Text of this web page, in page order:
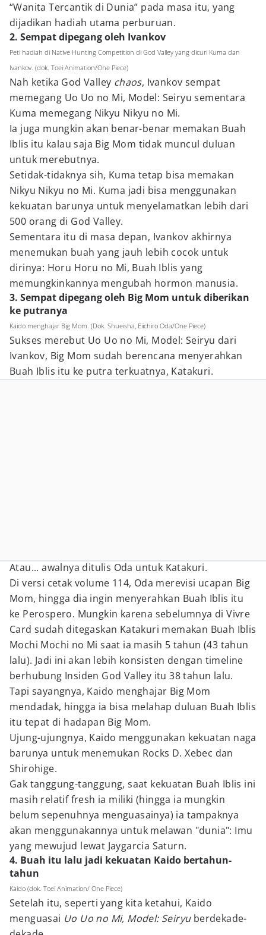
“Wanita Tercantik di Dunia” pada masa itu, yang
dijadikan hadiah utama perburuan.
2. Sempat dipegang oleh Ivankov
Peti hadiah di Native Hunting Competition di God Valley yang dicuri Kuma dan
Ivankov. (dok. Toei Animation/One Piece)
Nah ketika God Valley chaos, Ivankov sempat
memegang Uo Uo no Mi, Model: Seiryu sementara
Kuma memegang Nikyu Nikyu no Mi.
Ia juga mungkin akan benar-benar memakan Buah
Iblis itu kalau saja Big Mom tidak muncul duluan
untuk merebutnya.
Setidak-tidaknya sih, Kuma tetap bisa memakan
Nikyu Nikyu no Mi. Kuma jadi bisa menggunakan
kekuatan barunya untuk menyelamatkan lebih dari
500 orang di God Valley.
Sementara itu di masa depan, Ivankov akhirnya
menemukan buah yang jauh lebih cocok untuk
dirinya: Horu Horu no Mi, Buah Iblis yang
memungkinkannya mengubah hormon manusia.
3. Sempat dipegang oleh Big Mom untuk diberikan
ke putranya
Kaido menghajar Big Mom. (Dok. Shueisha, Eiichiro Oda/One Piece)
Sukses merebut Uo Uo no Mi, Model: Seiryu dari
Ivankov, Big Mom sudah berencana menyerahkan
Buah Iblis itu ke putra terkuatnya, Katakuri.
Atau... awalnya ditulis Oda untuk Katakuri.
Di versi cetak volume 114, Oda merevisi ucapan Big
Mom, hingga dia ingin menyerahkan Buah Iblis itu
ke Perospero. Mungkin karena sebelumnya di Vivre
Card sudah ditegaskan Katakuri memakan Buah Iblis
Mochi Mochi no Mi saat ia masih 5 tahun (43 tahun
lalu). Jadi ini akan lebih konsisten dengan timeline
berhubung Insiden God Valley itu 38 tahun lalu.
Tapi sayangnya, Kaido menghajar Big Mom
mendadak, hingga ia bisa melahap duluan Buah Iblis
itu tepat di hadapan Big Mom.
Ujung-ujungnya, Kaido menggunakan kekuatan naga
barunya untuk menemukan Rocks D. Xebec dan
Shirohige.
Gak tanggung-tanggung, saat kekuatan Buah Iblis ini
masih relatif fresh ia miliki (hingga ia mungkin
belum sepenuhnya menguasainya) ia tampaknya
akan menggunakannya untuk melawan "dunia": Imu
yang mewujud lewat Jaygarcia Saturn.
4. Buah itu lalu jadi kekuatan Kaido bertahun-
tahun
Kaido (dok. Toei Animation/ One Piece)
Setelah itu, seperti yang kita ketahui, Kaido
menguasai Uo Uo no Mi, Model: Seiryu berdekade-